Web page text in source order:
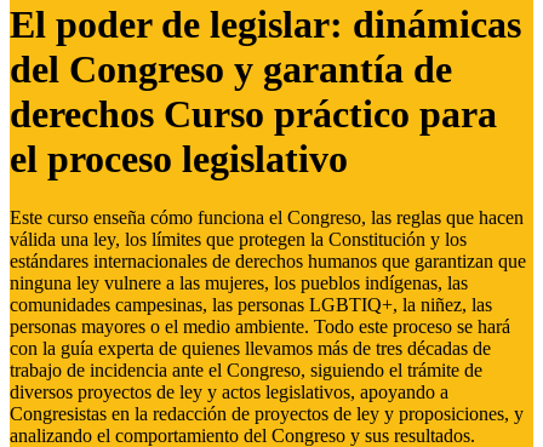
El poder de legislar: dinámicas
del Congreso y garantía de
derechos Curso práctico para
el proceso legislativo
Este curso enseña cómo funciona el Congreso, las reglas que hacen
válida una ley, los límites que protegen la Constitución y los
estándares internacionales de derechos humanos que garantizan que
ninguna ley vulnere a las mujeres, los pueblos indígenas, las
comunidades campesinas, las personas LGBTIQ+, la niñez, las
personas mayores o el medio ambiente. Todo este proceso se hará
con la guía experta de quienes llevamos más de tres décadas de
trabajo de incidencia ante el Congreso, siguiendo el trámite de
diversos proyectos de ley y actos legislativos, apoyando a
Congresistas en la redacción de proyectos de ley y proposiciones, y
analizando el comportamiento del Congreso y sus resultados.